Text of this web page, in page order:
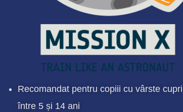
Recomandat pentru copiii cu vârste
între 5 și 14 ani